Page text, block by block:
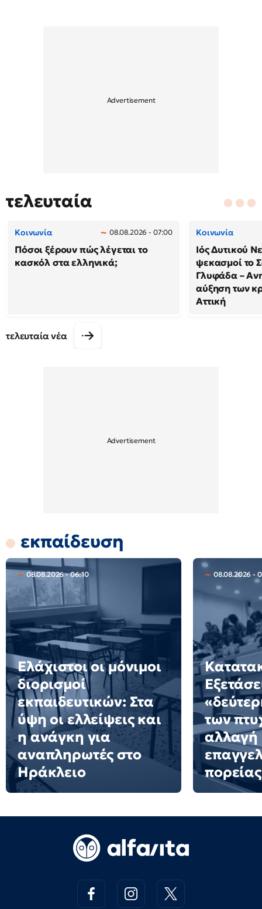
τελευταία
Κοινωνία 08.08.2026 - 07:00
Πόσοι ξέρουν πώς λέγεται το
κασκόλ στα ελληνικά;
Κοινωνία
Ιός Δυτικού
ψεκασμοί το
Γλυφάδα –
αύξηση των
Αττική
τελευταία νέα
εκπαίδευση
08.08.2026 - 06:10
Ελάχιστοι οι μόνιμοι
διορισμοί
εκπαιδευτικών: Στα
ύψη οι ελλείψεις και
η ανάγκη για
αναπληρωτές στο
Ηράκλειο
08.08.2026 -
των
αλλαγή
πορείας